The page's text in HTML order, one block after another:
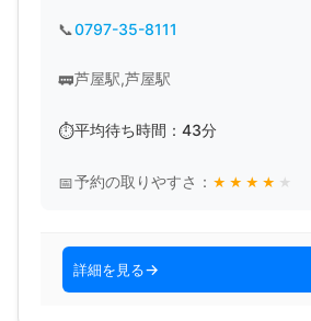
0797-35-8111
芦屋駅,芦屋駅
平均待ち時間：43
予約の取りやすさ： ★ ★ ★ ★ ★
詳細を見る